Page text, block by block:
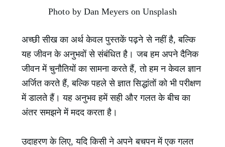
Photo by Dan Meyers on Unsplash
अच्छी सीख का अर्थ केवल पुस्तकें पढ़ने से नहीं है, बल्कि
यह जीवन के अनुभवों से संबंधित है। जब हम अपने दैनिक
जीवन में चुनौतियों का सामना करते हैं, तो हम न केवल ज्ञान
अर्जित करते हैं, बल्कि पहले से ज्ञात सिद्धांतों को भी परीक्षण
में डालते हैं। यह अनुभव हमें सही और गलत के बीच का
अंतर समझने में मदद करता है।
उदाहरण के लिए, यदि किसी ने अपने बचपन में एक गलत